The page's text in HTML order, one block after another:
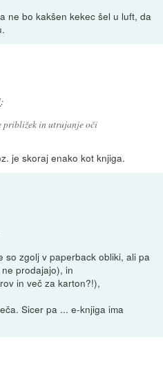
ne bo kakšen kekec šel u luft, da
:
približek in utrujanje oči
je skoraj enako kot knjiga.
so zgolj v paperback obliki, ali pa
prodajajo), in
in več za karton?!),
Sicer pa ... e-knjiga ima